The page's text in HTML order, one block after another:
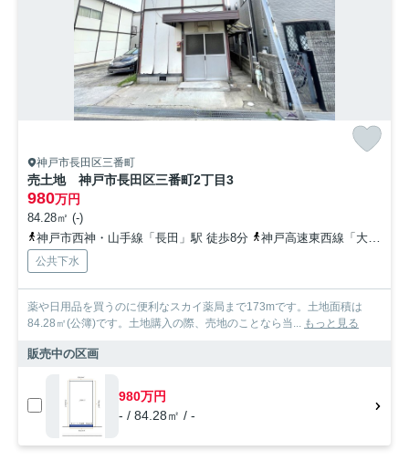
神戸市長田区三番町
売土地 神戸市長田区三番町2丁目3
980万円
84.28㎡ (-)
神戸市西神・山手線「長田」駅 徒歩8分
神戸高速東西線「大開」駅 徒歩9分
公共下水
薬や日用品を買うのに便利なスカイ薬局まで173mです。土地面積は
84.28㎡(公簿)です。土地購入の際、売地のことなら当...
もっと見る
販売中の区画
980万円
- / 84.28㎡ / -